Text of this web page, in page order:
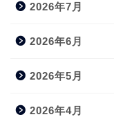
2026年7月
2026年6月
2026年5月
2026年4月